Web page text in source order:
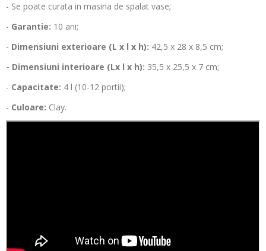
- Se poate curata in masina de spalat vase;
- Garantie: 10 ani;
- Dimensiuni exterioare (L x l x h): 42,5 x 28 x 8,5 cm;
- Dimensiuni interioare (Lx l x h): 35,5 x 25,5 x 7 cm;
- Capacitate: 4 l (10-12 portii);
- Culoare: Clay.